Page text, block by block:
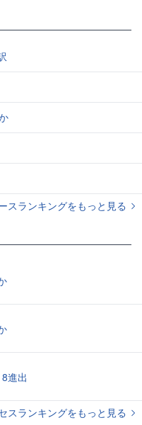
スランキングをもっと見る
進出
スランキングをもっと見る